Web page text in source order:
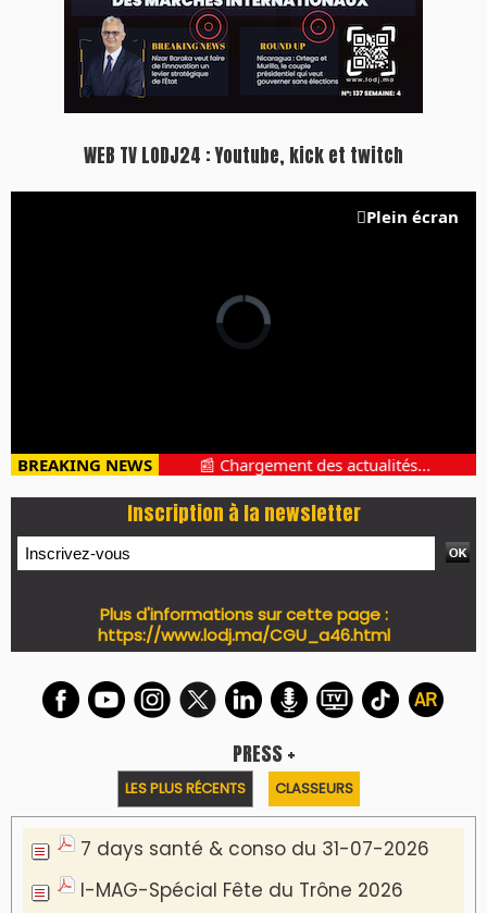
WEB TV LODJ24 : Youtube, kick et twitch
Plein écran
BREAKING NEWS 📰 Chargement des actualités...
Inscription à la newsletter
Plus d'informations sur cette page :
https://www.lodj.ma/CGU_a46.html
PRESS +
LES PLUS RÉCENTS CLASSEURS
7 days santé & conso du 31-07-2026
I-MAG-Spécial Fête du Trône 2026